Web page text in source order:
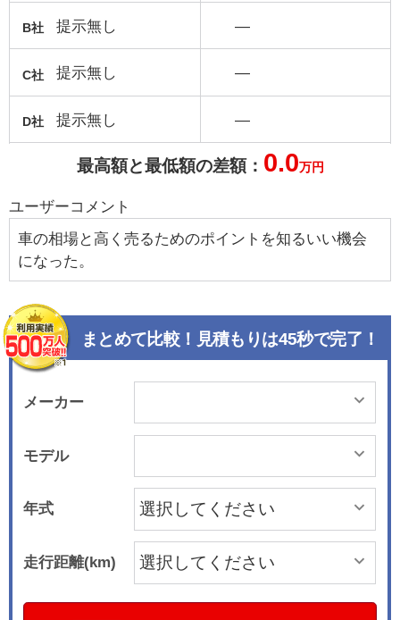
B社 提示無し
C社 提示無し
D社 提示無し
―
―
―
最高額と最低額の差額： 0.0万円
ユーザーコメント
車の相場と高く売るためのポイントを知るいい機会
になった。
まとめて比較！見積もりは45秒で完了！
メーカー
モデル
年式
走行距離(km)